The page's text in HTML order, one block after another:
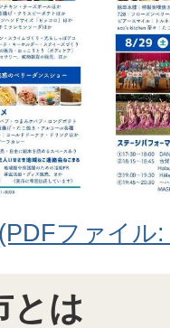
ファイル
とは